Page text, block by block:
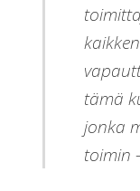
tämä
jonka
toimin